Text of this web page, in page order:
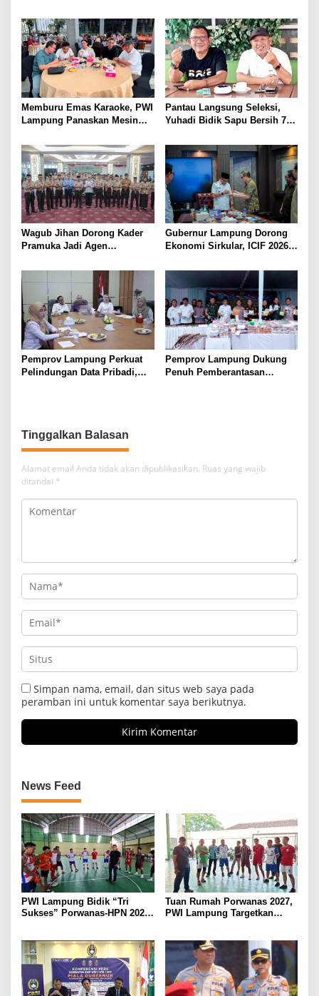
Menjaga Stabilitas Lampung
bagi Generasi Muda
Lampung
Memburu Emas Karaoke, PWI
Lampung Panaskan Mesin
Pantau Langsung Seleksi,
Yuhadi Bidik Sapu Bersih 7
Porwanas 2027
Wagub Jihan Dorong Kader
Pramuka Jadi Agen
2026
Gubernur Lampung Dorong
Ekonomi Sirkular, ICIF 2026
Hijau ke Lampung
Pemprov Lampung Perkuat
Pelindungan Data Pribadi,
Pemprov Lampung Dukung
Penuh Pemberantasan
Tinggalkan Balasan
Alamat email Anda tidak akan dipublikasikan. Ruas yang wajib
ditandai *
Simpan nama, email, dan situs web saya pada
peramban ini untuk komentar saya berikutnya.
News Feed
PWI Lampung Bidik “Tri
Sukses” Porwanas-HPN 2027:
Tuan Rumah Porwanas 2027,
PWI Lampung Targetkan